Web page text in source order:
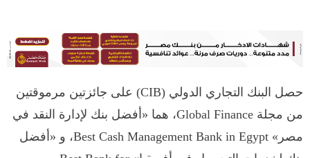
حصل البنك التجاري الدولي (CIB) على جائزتين مرموقتين
من مجلة Global Finance، هما «أفضل بنك لإدارة النقد في
مصر» Best Cash Management Bank in Egypt، و «أفضل